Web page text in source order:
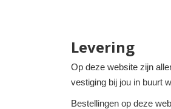
Levering
Op deze website zijn
vestiging bij jou in buurt
Bestellingen op deze